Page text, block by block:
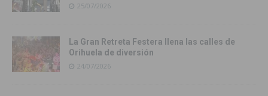
25/07/2026
La Gran Retreta Festera llena las calles de
Orihuela de diversión
24/07/2026